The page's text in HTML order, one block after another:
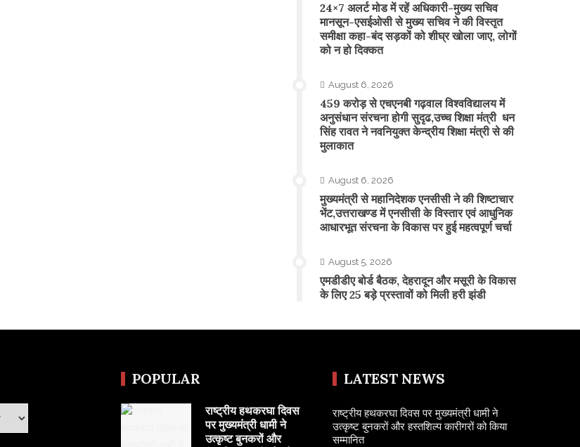
24×7 अलर्ट मोड में रहें अधिकारी-मुख्य सचिव
मानसून-एसईओसी से मुख्य सचिव ने की विस्तृत
समीक्षा कहा-बंद सड़कों को शीघ्र खोला जाए, लोगों
को न हो दिक्कत
August 6, 2026
459 करोड़ से एचएनबी गढ़वाल विश्वविद्यालय में
अनुसंधान संरचना होगी सुदृढ,उच्च शिक्षा मंत्री धन
सिंह रावत ने नवनियुक्त केन्द्रीय शिक्षा मंत्री से की
मुलाकात
August 6, 2026
मुख्यमंत्री से महानिदेशक एनसीसी ने की शिष्टाचार
भेंट,उत्तराखण्ड में एनसीसी के विस्तार एवं आधुनिक
आधारभूत संरचना के विकास पर हुई महत्वपूर्ण चर्चा
August 5, 2026
एमडीडीए बोर्ड बैठक, देहरादून और मसूरी के विकास
के लिए 25 बड़े प्रस्तावों को मिली हरी झंडी
POPULAR
राष्ट्रीय हथकरघा दिवस
पर मुख्यमंत्री धामी ने
उत्कृष्ट बुनकरों और
LATEST NEWS
राष्ट्रीय हथकरघा दिवस पर मुख्यमंत्री धामी ने
उत्कृष्ट बुनकरों और हस्तशिल्प कारीगरों को किया
सम्मानित